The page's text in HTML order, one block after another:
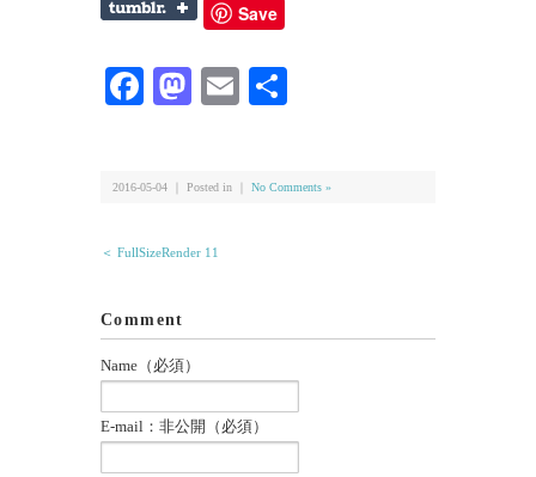
Save
Facebook
Mastodon
Email
2016-05-04 ｜ Posted in ｜ No Comments »
＜ FullSizeRender 11
Comment
Name（必須）
E-mail：非公開（必須）